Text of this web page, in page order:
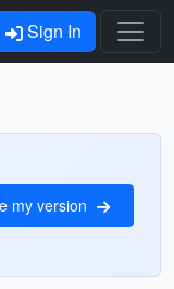
Sign In
my version